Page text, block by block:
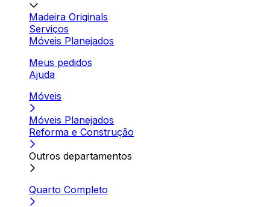
Madeira Originals
Serviços
Móveis Planejados
Meus pedidos
Ajuda
Móveis
Móveis Planejados
Reforma e Construção
Outros departamentos
Quarto Completo